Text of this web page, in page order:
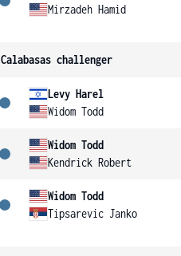
Mirzadeh Hamid
Calabasas challenger
Levy Harel
Widom Todd
Widom Todd
Kendrick Robert
Widom Todd
Tipsarevic Janko